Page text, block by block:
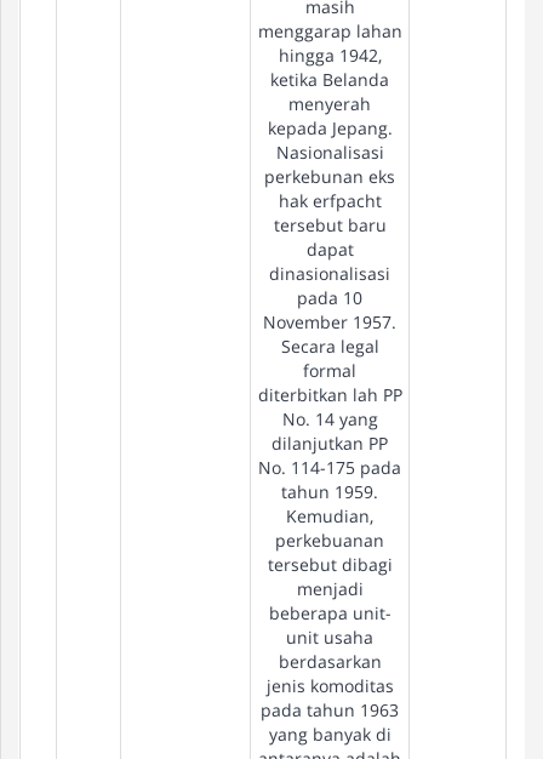
masih
menggarap lahan
hingga 1942,
ketika Belanda
menyerah
kepada Jepang.
Nasionalisasi
perkebunan eks
hak erfpacht
tersebut baru
dapat
dinasionalisasi
pada 10
November 1957.
Secara legal
formal
diterbitkan lah PP
No. 14 yang
dilanjutkan PP
No. 114-175 pada
tahun 1959.
Kemudian,
perkebuanan
tersebut dibagi
menjadi
beberapa unit-
unit usaha
berdasarkan
jenis komoditas
pada tahun 1963
yang banyak di